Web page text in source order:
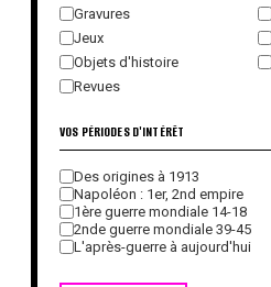
Gravures
Jeux
Objets d'histoire
Revues
VOS PÉRIODES D'INTÉRÊT
Des origines à 1913
Napoléon : 1er, 2nd empire
1ère guerre mondiale 14-18
2nde guerre mondiale 39-45
L'après-guerre à aujourd'hui